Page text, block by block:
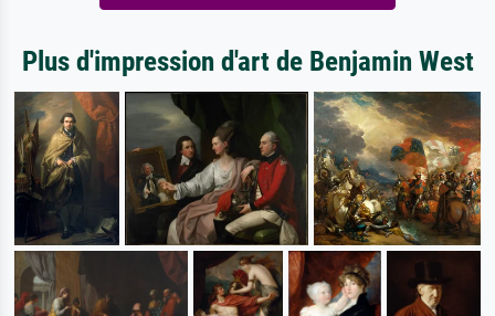
Plus d'impression d'art de Benjamin West